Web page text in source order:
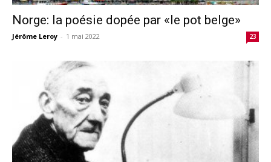
Norge: la poésie dopée par «le pot belge»
Jérôme Leroy - 1 mai 2022 23